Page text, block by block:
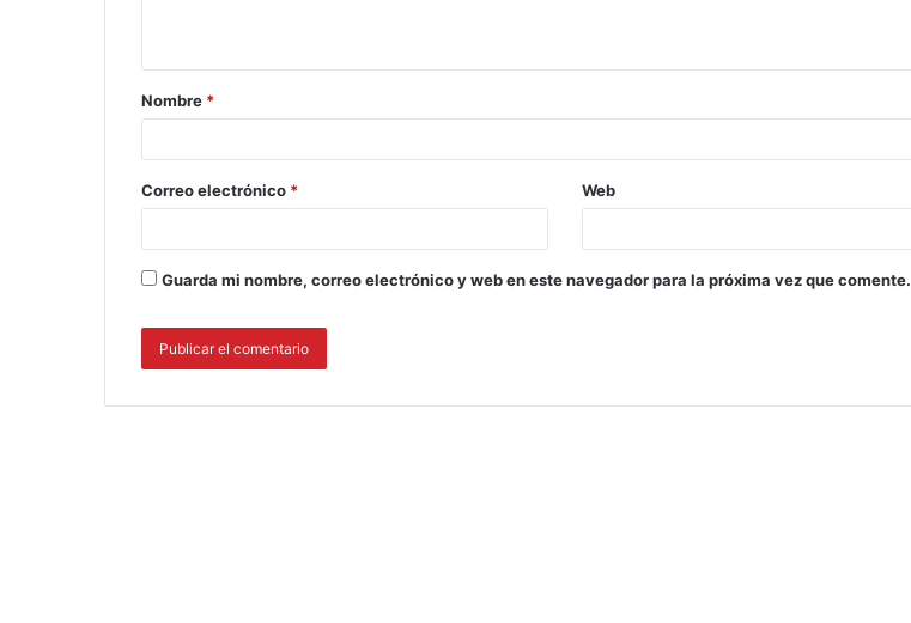
Nombre *
Correo electrónico * Web
Guarda mi nombre, correo electrónico y web en este navegador para la próxima vez que comente.